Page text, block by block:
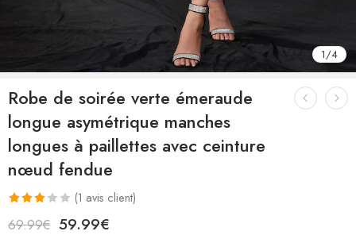
1/4
Robe de soirée verte émeraude
longue asymétrique manches
longues à paillettes avec ceinture
nœud fendue
Noté
1
(1 avis client)
69.99€ 59.99€